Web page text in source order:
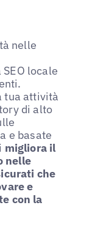
nelle
locale
tua attività
di alto
e basate
migliora il
nelle
che
e
con la